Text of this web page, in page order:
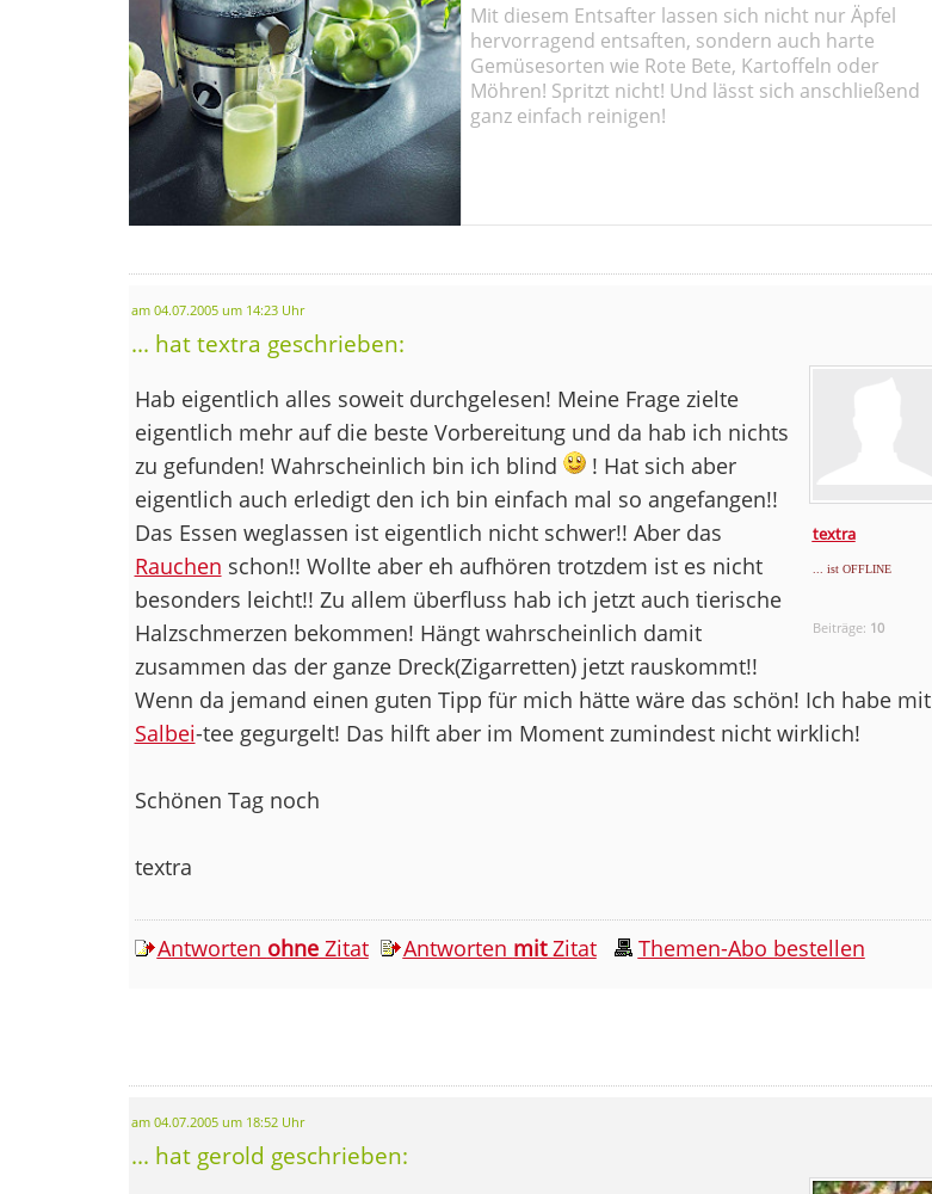
Mit diesem Entsafter lassen sich nicht nur Äpfel
hervorragend entsaften, sondern auch harte
Gemüsesorten wie Rote Bete, Kartoffeln oder
Möhren! Spritzt nicht! Und lässt sich anschließend
ganz einfach reinigen!
am 04.07.2005 um 14:23 Uhr
... hat textra geschrieben:
textra
... ist OFFLINE
Beiträge: 10
Hab eigentlich alles soweit durchgelesen! Meine Frage zielte
eigentlich mehr auf die beste Vorbereitung und da hab ich nichts
zu gefunden! Wahrscheinlich bin ich blind
! Hat sich aber
eigentlich auch erledigt den ich bin einfach mal so angefangen!!
Das Essen weglassen ist eigentlich nicht schwer!! Aber das
Rauchen schon!! Wollte aber eh aufhören trotzdem ist es nicht
besonders leicht!! Zu allem überfluss hab ich jetzt auch tierische
Halzschmerzen bekommen! Hängt wahrscheinlich damit
zusammen das der ganze Dreck(Zigarretten) jetzt rauskommt!!
Wenn da jemand einen guten Tipp für mich hätte wäre das schön! Ich habe mit
Salbei-tee gegurgelt! Das hilft aber im Moment zumindest nicht wirklich!
Schönen Tag noch
textra
Antworten ohneZitat Antworten mitZitat Themen-Abo bestellen
am 04.07.2005 um 18:52 Uhr
... hat gerold geschrieben: